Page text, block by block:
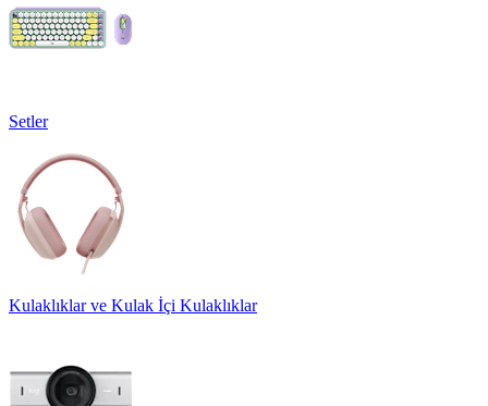
Setler
Kulaklıklar ve Kulak İçi Kulaklıklar